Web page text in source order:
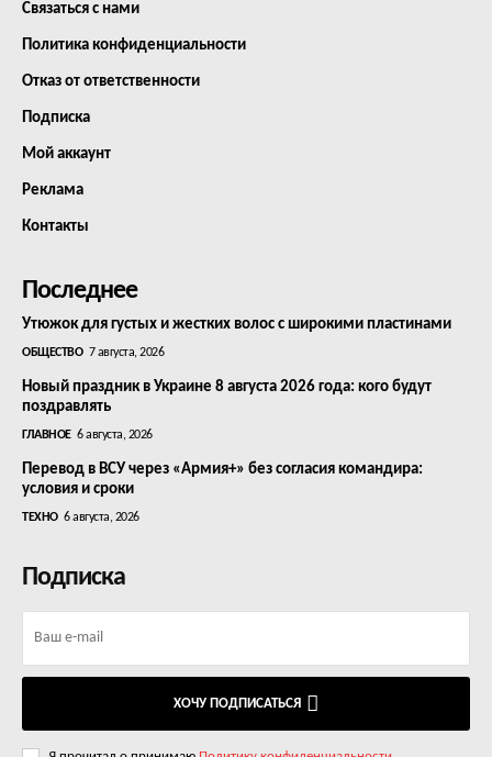
Связаться с нами
Политика конфиденциальности
Отказ от ответственности
Подписка
Мой аккаунт
Реклама
Контакты
Последнее
Утюжок для густых и жестких волос с широкими пластинами
ОБЩЕСТВО 7 августа, 2026
Новый праздник в Украине 8 августа 2026 года: кого будут
поздравлять
ГЛАВНОЕ 6 августа, 2026
Перевод в ВСУ через «Армия+» без согласия командира:
условия и сроки
ТЕХНО 6 августа, 2026
Подписка
ХОЧУ ПОДПИСАТЬСЯ